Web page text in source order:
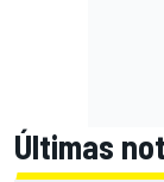
Últimas